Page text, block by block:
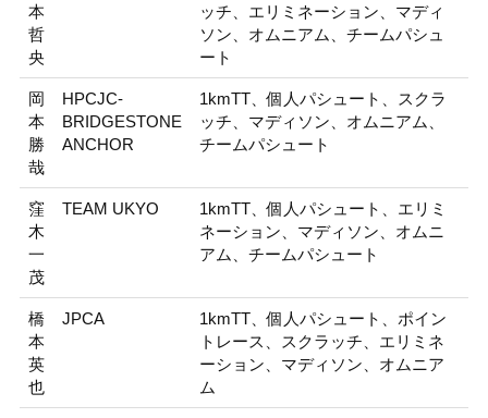
本
哲
央
ッチ、エリミネーション、マディ
ソン、オムニアム、チームパシュ
ート
岡
本
勝
哉
HPCJC-
BRIDGESTONE
ANCHOR
1kmTT、個人パシュート、スクラ
ッチ、マディソン、オムニアム、
チームパシュート
窪
木
一
茂
TEAM UKYO
1kmTT、個人パシュート、エリミ
ネーション、マディソン、オムニ
アム、チームパシュート
橋
本
英
也
JPCA
1kmTT、個人パシュート、ポイン
トレース、スクラッチ、エリミネ
ーション、マディソン、オムニア
ム